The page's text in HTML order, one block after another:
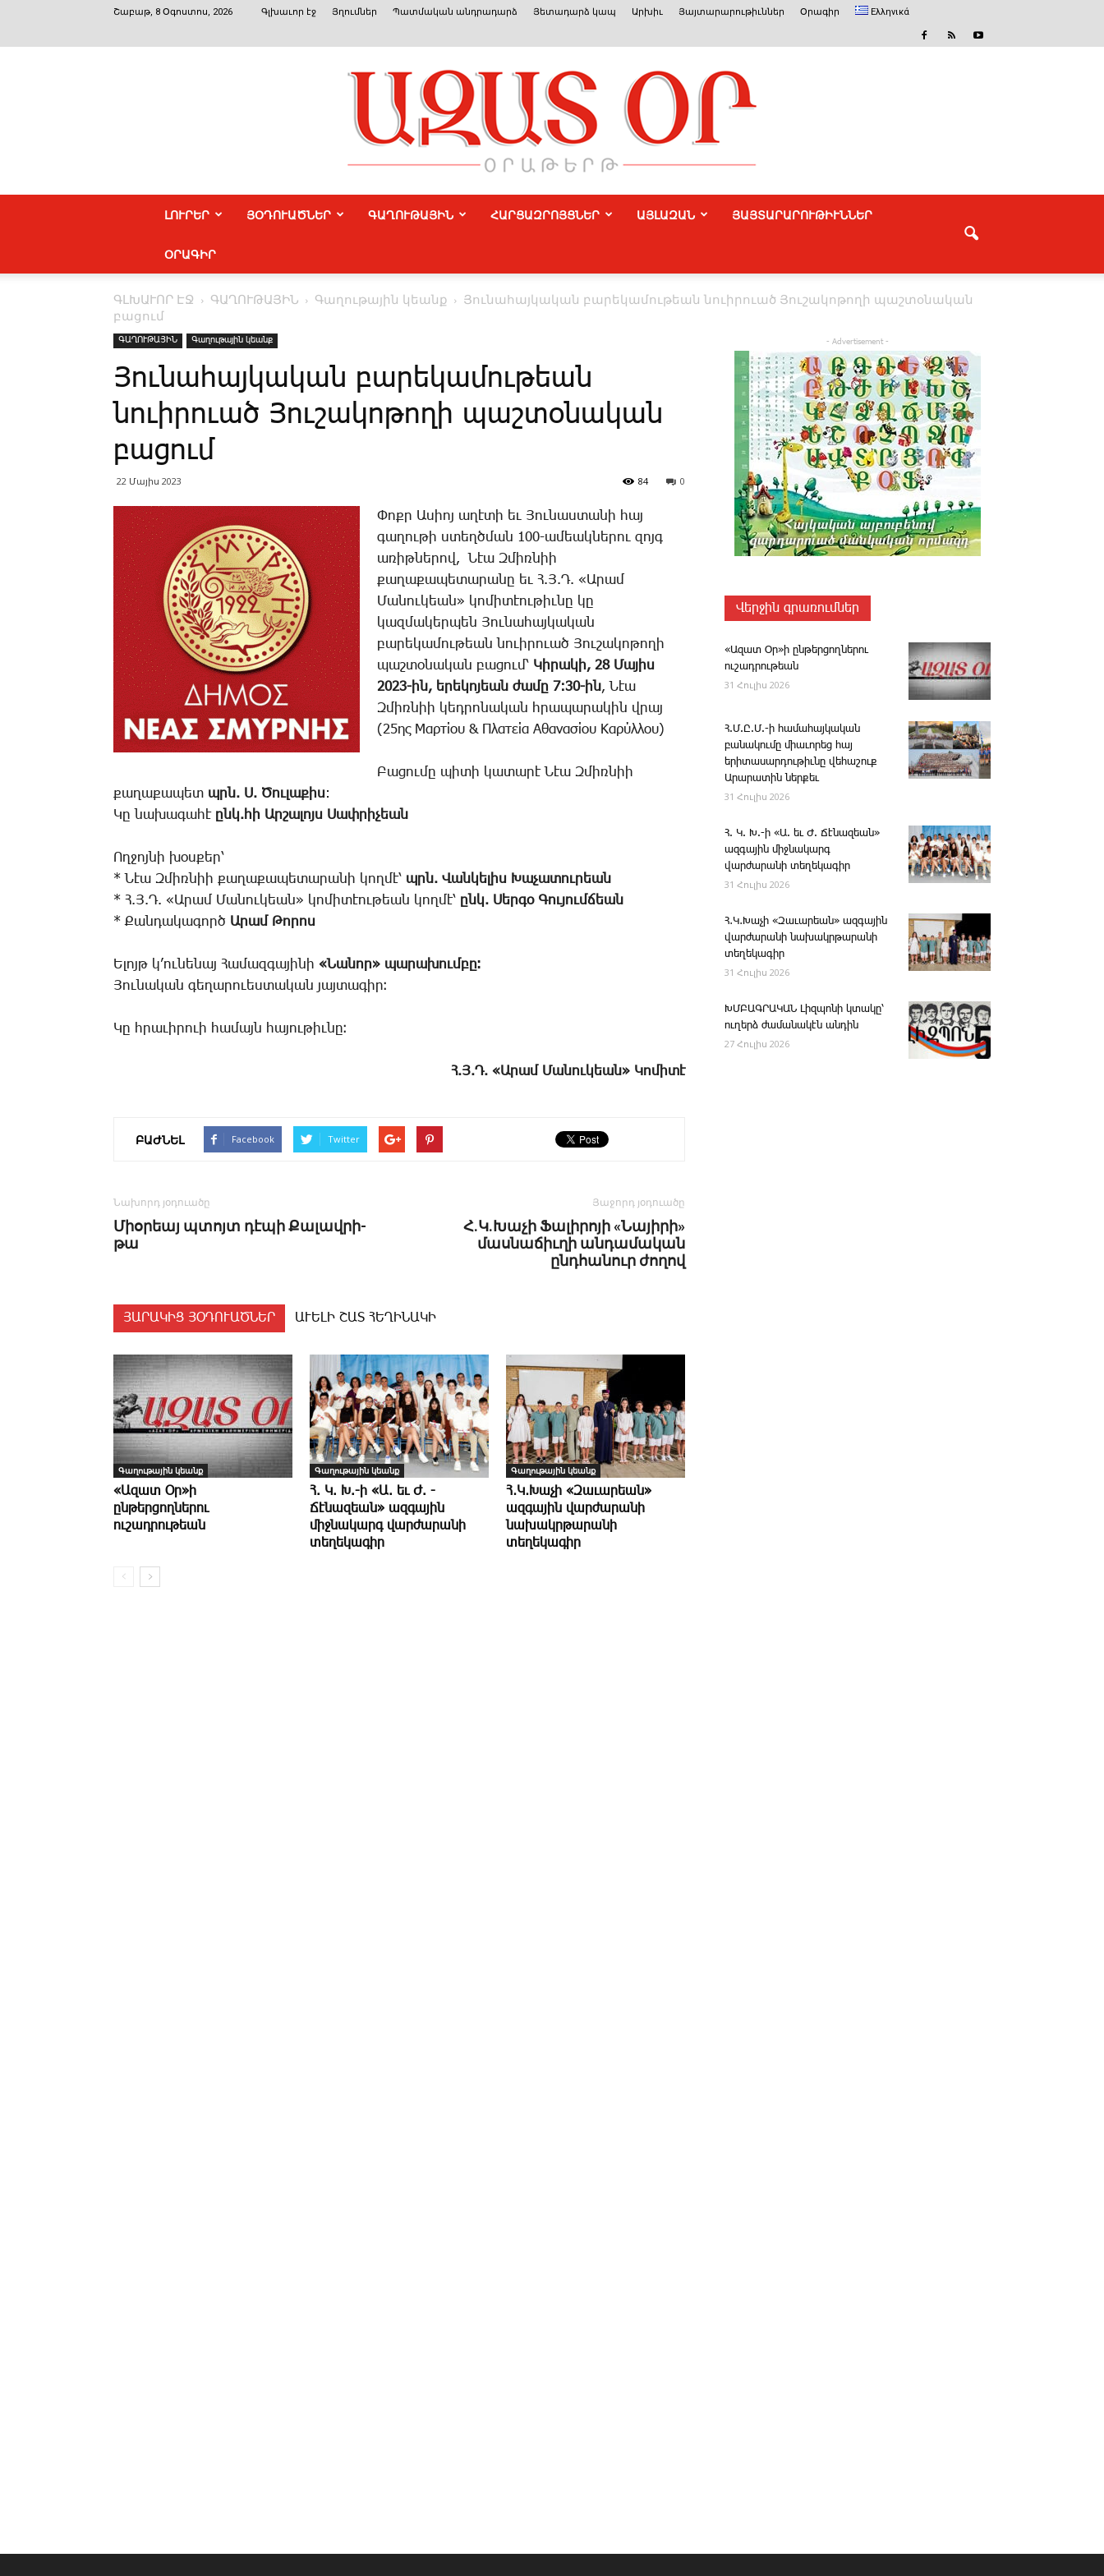
Շաբաթ, 8 Օգոստոս, 2026 Գլխաւոր էջ Յղումներ Պատմական անդրադարձ Յետադարձ կապ Արխիւ Յայտարարութիւններ Օրագիր Ελληνικά
ԼՈՒՐԵՐ ՅՕԴՈՒԱԾՆԵՐ ԳԱՂՈՒԹԱՅԻՆ ՀԱՐՑԱԶՐՈՅՑՆԵՐ ԱՅԼԱԶԱՆ ՅԱՅՏԱՐԱՐՈՒԹԻՒՆՆԵՐ
ՕՐԱԳԻՐ
ԳԼԽԱՒՈՐ ԷՋ ԳԱՂՈՒԹԱՅԻՆ Գաղութային կեանք
­Յունահայկական բարեկամութեան նուիրուած ­Յուշակոթողի պաշտօնական
բացում
ԳԱՂՈՒԹԱՅԻՆ Գաղութային կեանք
­Յունահայկական բարեկամութեան
նուիրուած ­Յուշակոթողի պաշտօնական
բացում
22 Մայիս 2023 0
84
­­Փոքր Ա­սիոյ ա­ղէ­տի եւ ­­Յու­նաս­տա­նի հայ
գա­ղու­թի ստեղծ­ման 100-ա­մեակ­նե­րու զոյգ
ա­ռիթ­նե­րով, ­­ Նէա Զ­միռ­նիի
­­քա­ղա­քա­պե­տա­րա­նը եւ Հ.Յ.Դ. «Ա­րամ
­­Մա­նու­կեան» ­­կո­մի­տէու­թիւ­նը կը
կազ­մա­կեր­պեն Յու­նա­հայ­կա­կան
բա­րե­կա­մու­թեան նո­ւի­րո­ւած ­­Յու­շա­կո­թո­ղի
պաշ­տօ­նա­կան բա­ցու­մ՝ ­­Կի­րա­կի, 28 ­­Մա­յիս
2023-ին, ե­րե­կո­յեան ժա­մը 7:30-ին, ­­Նէա
Զ­միռ­նիի կեդ­րո­նա­կան հրա­պա­րա­կին վրայ
(25ης Μαρτίου & Πλατεία Αθανασίου Καρύλλου)
­­Բա­ցու­մը պի­տի կա­տա­րէ ­­Նէա Զ­միռ­նիի
քա­ղա­քա­պետ պրն. Ս. ­­Ծու­լա­քիս:
Կը նա­խա­գա­հէ ընկ.­հի Ար­շա­լոյս ­­Սափ­րի­չեան
Ող­ջոյ­նի խօս­քեր՝
­­* Նէա Զ­միռ­նիի քա­ղա­քապե­տա­րա­նի կող­մէ՝ պրն. ­­Վան­կե­լիս ­­Խա­չա­տու­րեան
* Հ.Յ.Դ. «Ա­րամ ­­Մա­նու­կեան» կո­մի­տէու­թեան կող­մէ՝ ընկ. ­­Սեր­գօ ­­Գու­յում­ճեան
* ­­Քան­դա­կա­գործ Ա­րամ ­­Թո­րոս
Ե­լոյթ կ­’ու­նե­նայ ­­Հա­մազ­գա­յի­նի «­­Նա­նոր» պա­րա­խում­բը։
Յունական գեղարուեստական յայտագիր։
­­Կը հրա­ւի­րո­ւի հա­մայն հա­յու­թիւ­նը։
Հ.Յ.Դ. ­«Ա­րամ ­Մա­նու­կեան» ­Կո­մի­տէ
ԲԱԺՆԵԼ Facebook Twitter
Նախորդ յօդուածը
­Միօ­րեայ պտոյտ դէ­պի ­Քա­լավ­րի­
թա
Յաջորդ յօդուածը
Հ.Կ.Խաչի Ֆալիրոյի «Նայիրի»
մասնաճիւղի անդամական
ընդհանուր ժողով
ՅԱՐԱԿԻՑ ՅՕԴՈՒԱԾՆԵՐ ԱՒԵԼԻ ՇԱՏ ՀԵՂԻՆԱԿԻ
Գաղութային կեանք
«Ազատ Օր»ի
ընթերցողներու
ուշադրութեան
Գաղութային կեանք
Հ. Կ. Խ.-ի «Ա. եւ Ժ. ­
Ճէնազեան» ազգային
միջնակարգ վարժարանի
տեղեկագիր
Գաղութային կեանք
Հ․Կ․Խաչի «Զաւարեան»
ազգային վարժարանի
նախակրթարանի
տեղեկագիր
- Advertisement -
Վերջին գրառումներ
«Ազատ Օր»ի ընթերցողներու
ուշադրութեան
31 Հուլիս 2026
Հ.Մ.Ը.Մ.-ի համահայկական
բանակումը միաւորեց հայ
երիտասարդութիւնը վեհաշուք
Արարատին ներքեւ
31 Հուլիս 2026
Հ. Կ. Խ.-ի «Ա. եւ Ժ. ­Ճէնազեան»
ազգային միջնակարգ
վարժարանի տեղեկագիր
31 Հուլիս 2026
Հ․Կ․Խաչի «Զաւարեան» ազգային
վարժարանի նախակրթարանի
տեղեկագիր
31 Հուլիս 2026
ԽՄԲԱԳՐԱԿԱՆ ­Լիզպոնի կտակը՝
ուղերձ ժամանակէն անդին
27 Հուլիս 2026